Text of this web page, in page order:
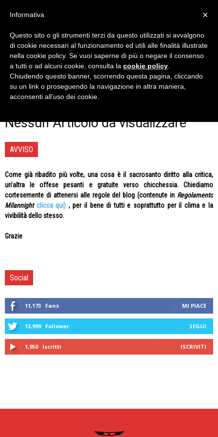
Home Redazionali
REDAZIONALI
Gli articoli della redazione di Milan Night, il blog dei tifosi
rossoneri.
Nessun Articolo da visualizzare
AVVISO
Come già ribadito più volte, una cosa è il sacrosanto diritto alla critica,
un’altra le offese pesanti e gratuite verso chicchessia. Chiediamo
cortesemente di attenersi alle regole del blog (contenute in Regolamento
Milannight clicca qui) , per il bene di tutti e soprattutto per il clima e la
vivibilità dello stesso.
Grazie
Social
11,173 Fans MI PIACE
13,999 Follower SEGUI
1,950 Iscritti ISCRIVITI
×
Informativa
Questo sito o gli strumenti terzi da questo utilizzati si avvalgono
di cookie necessari al funzionamento ed utili alle finalità illustrate
nella cookie policy. Se vuoi saperne di più o negare il consenso
a tutti o ad alcuni cookie, consulta la cookie policy
Chiudendo questo banner, scorrendo questa pagina, cliccando
su un link o proseguendo la navigazione in altra maniera,
acconsenti all’uso dei cookie.